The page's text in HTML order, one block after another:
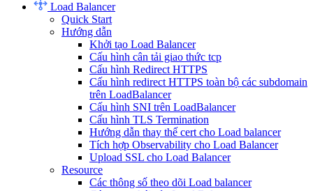
Load Balancer
Quick Start
Hướng dẫn
Khởi tạo Load Balancer
Cấu hình cân tải giao thức tcp
Cấu hình Redirect HTTPS
Cấu hình redirect HTTPS toàn bộ các subdomain
trên LoadBalancer
Cấu hình SNI trên LoadBalancer
Cấu hình TLS Termination
Hướng dẫn thay thế cert cho Load balancer
Tích hợp Observability cho Load Balancer
Upload SSL cho Load Balancer
Resource
Các thông số theo dõi Load balancer